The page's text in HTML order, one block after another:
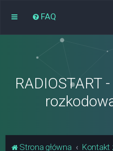
FAQ
RADIOSTART
Strona główna